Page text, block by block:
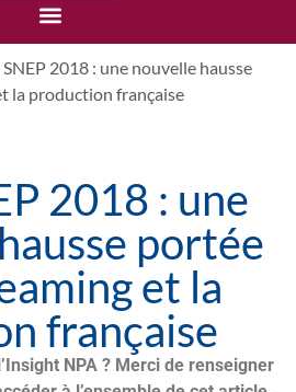
2018 : une nouvelle hausse
la production française
2018 : une
portée
et la
française
NPA ? Merci de renseigner